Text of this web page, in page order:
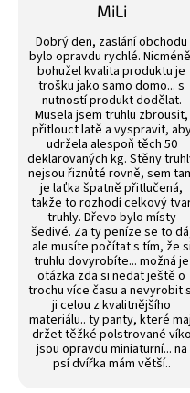
MiLi
Hodnocení
Dobrý den, zaslání obchodu
bylo opravdu rychlé.
bohužel kvalita produktu je
trošku jako samo domo... s
nutností produkt dodělat.
Musela jsem truhlu zbrousit,
přitlouct latě a vyspravit,
udržela alespoň těch 50
deklarovaných kg. Stěny
nejsou řiznůté rovně, sem
je laťka špatně přitlučená,
takže to rozhodí celkový
truhly. Dřevo bylo místy
šedivé. Za ty peníze se to
ale musíte počítat s tím, že si
truhlu dovyrobíte... možná je
otázka zda si nedat ještě o
trochu více času a nevyrobit
ji celou z kvalitnějšího
materiálu.. ty panty, které
držet těžké polstrované víko
jsou opravdu miniaturní... na
psí dvířka mám větší..